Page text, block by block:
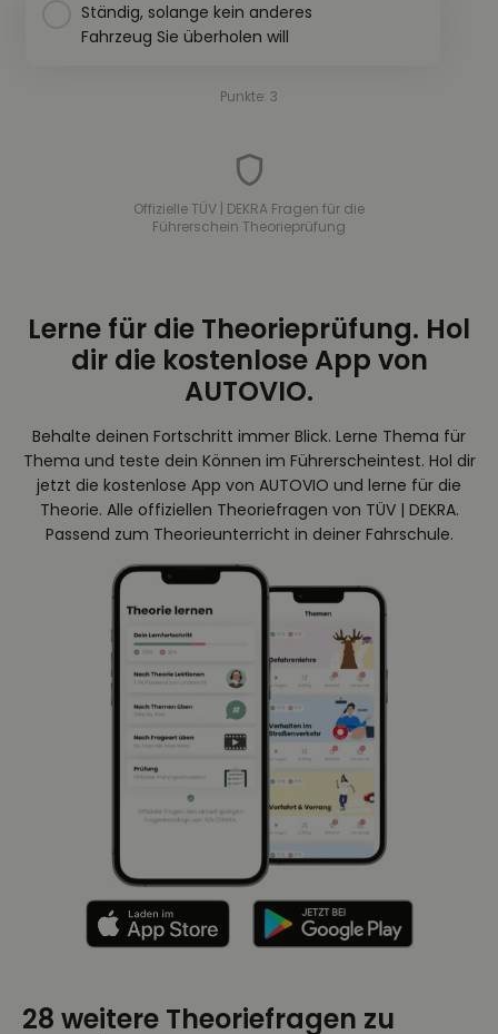
Ständig, solange kein anderes
Fahrzeug Sie überholen will
Punkte: 3
Offizielle TÜV | DEKRA Fragen für die
Führerschein Theorieprüfung
Lerne für die Theorieprüfung. Hol
dir die kostenlose App von
AUTOVIO.
Behalte deinen Fortschritt immer Blick. Lerne Thema für
Thema und teste dein Können im Führerscheintest. Hol dir
jetzt die kostenlose App von AUTOVIO und lerne für die
Theorie. Alle offiziellen Theoriefragen von TÜV | DEKRA.
Passend zum Theorieunterricht in deiner Fahrschule.
28 weitere Theoriefragen zu